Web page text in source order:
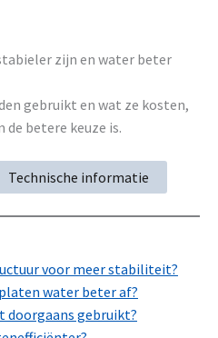
zijn en water beter
gebruikt en wat ze kosten,
betere keuze is.
Technische informatie
voor meer stabiliteit?
water beter af?
doorgaans gebruikt?